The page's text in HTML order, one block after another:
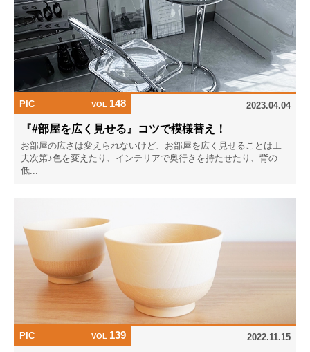
PIC VOL 148 2023.04.04
『#部屋を広く見せる』コツで模様替え！
お部屋の広さは変えられないけど、お部屋を広く見せることは工
夫次第♪色を変えたり、インテリアで奥行きを持たせたり、背の
低...
PIC VOL 139 2022.11.15